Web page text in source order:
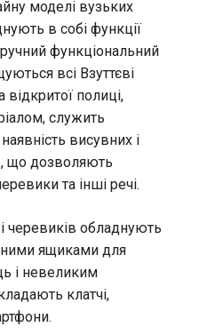
моделі вузьких
в собі функції
функціональний
всі Взуттєві
відкритої полиці,
служить
висувних і
що дозволяють
та інші речі.
черевиків обладнують
ящиками для
і невеликим
клатчі,